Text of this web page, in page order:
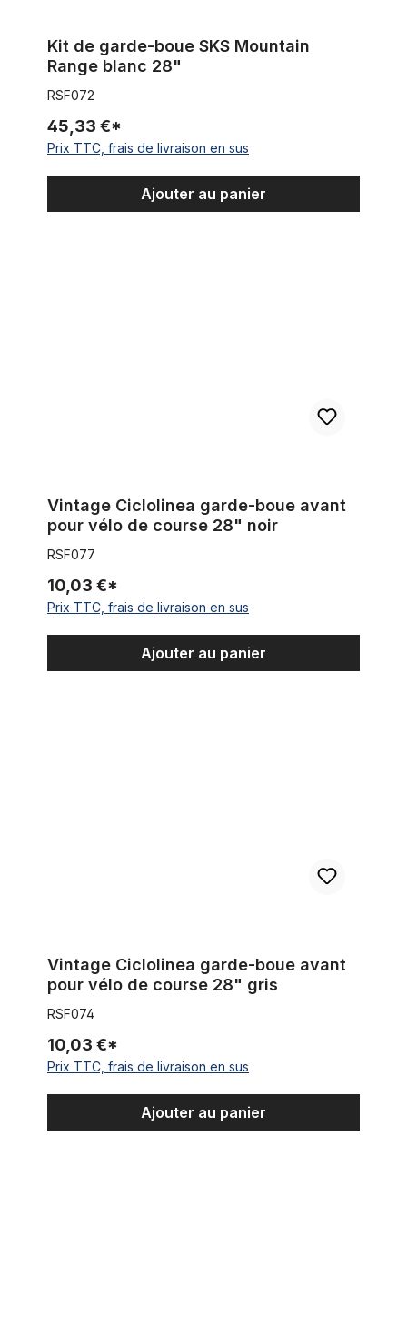
Kit de garde-boue SKS Mountain
Range blanc 28"
RSF072
45,33 €*
Prix TTC, frais de livraison en sus
Ajouter au panier
Vintage Ciclolinea garde-boue avant
pour vélo de course 28" noir
RSF077
10,03 €*
Prix TTC, frais de livraison en sus
Ajouter au panier
Vintage Ciclolinea garde-boue avant
pour vélo de course 28" gris
RSF074
10,03 €*
Prix TTC, frais de livraison en sus
Ajouter au panier